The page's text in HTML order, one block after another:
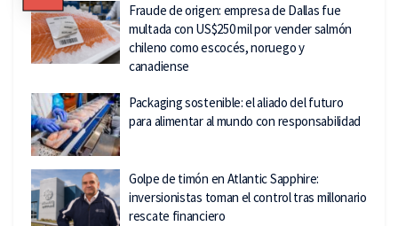
Fraude de origen: empresa de Dallas fue
multada con US$250 mil por vender salmón
chileno como escocés, noruego y
canadiense
Packaging sostenible: el aliado del futuro
para alimentar al mundo con responsabilidad
Golpe de timón en Atlantic Sapphire:
inversionistas toman el control tras millonario
rescate financiero